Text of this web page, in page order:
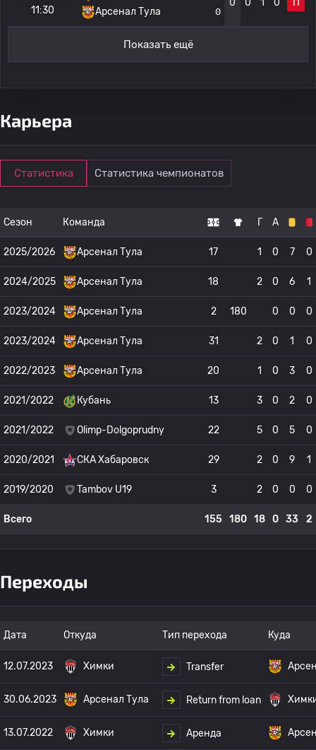
11:30
Арсенал Тула
0
0 0 1 0 П
Показать ещё
Карьера
Статистика Статистика чемпионатов
Сезон Команда Г А
2025/2026 Арсенал Тула 17 1 0 7 0
2024/2025 Арсенал Тула 18 2 0 6 1
2023/2024 Арсенал Тула 2 180 0 0 0
2023/2024 Арсенал Тула 31 2 0 1 0
2022/2023 Арсенал Тула 20 1 0 3 0
2021/2022 Кубань 13 3 0 2 0
2021/2022 Olimp-Dolgoprudny 22 5 0 5 0
2020/2021 СКА Хабаровск 29 2 0 9 1
2019/2020 Tambov U19 3 2 0 0 0
Всего 155 180 18 0 33 2
Переходы
Дата Откуда Тип перехода Куда
12.07.2023 Химки Transfer
30.06.2023 Арсенал Тула Return from loan
13.07.2022 Химки Аренда